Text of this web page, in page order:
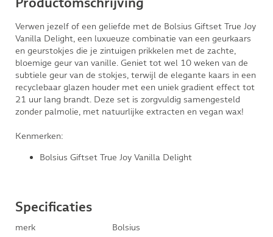
Productomschrijving
Verwen jezelf of een geliefde met de Bolsius Giftset True Joy
Vanilla Delight, een luxueuze combinatie van een geurkaars
en geurstokjes die je zintuigen prikkelen met de zachte,
bloemige geur van vanille. Geniet tot wel 10 weken van de
subtiele geur van de stokjes, terwijl de elegante kaars in een
recyclebaar glazen houder met een uniek gradient effect tot
21 uur lang brandt. Deze set is zorgvuldig samengesteld
zonder palmolie, met natuurlijke extracten en vegan wax!
Kenmerken:
Bolsius Giftset True Joy Vanilla Delight
Specificaties
merk
Bolsius